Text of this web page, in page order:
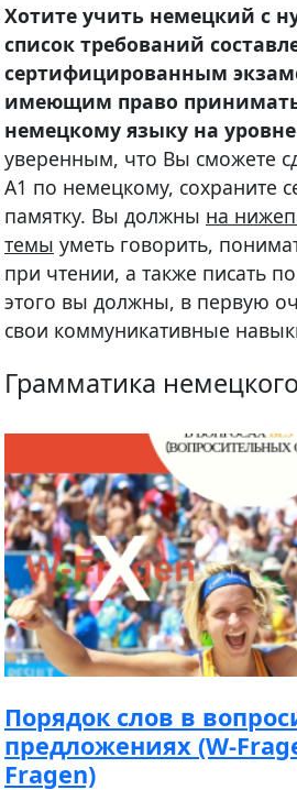
Хотите учить немецкий с
список требований
сертифицированным
имеющим право
немецкому языку на
уверенным, что Вы сможете
A1 по немецкому, сохраните
памятку. Вы должны на
темы уметь говорить,
при чтении, а также писать
этого вы должны, в первую
свои коммуникативные
Грамматика
Порядок слов в
предложениях (W-
Fragen)